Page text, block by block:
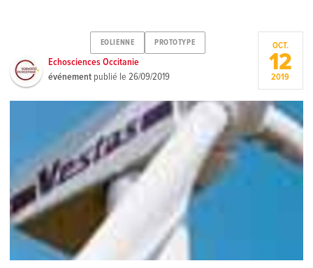
EOLIENNE PROTOTYPE
Echosciences Occitanie
événement publié le26/09/2019
OCT.
12
2019